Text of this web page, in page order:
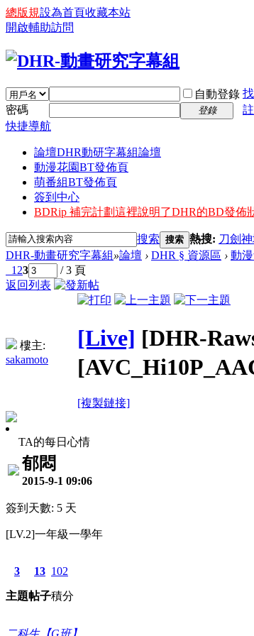
總版規設為首頁收藏本站
開啟輔助訪問
自動登錄
密碼
登錄
快捷導航
論壇DHR動研字幕組論壇
動漫花園BT發佈頁
萌番組BT發佈頁
簽到中心
BDRip 補完計劃這裡說明了DHR的BD發佈
搜索 搜索 熱搜: 刀劍
DHR-動畫研究字幕組»論壇 › DHR § 資源區 › 動
1 23
/ 3 頁
返回列表
樓主:
sakamoto
[Live] [DHR-
[複製鏈接]
TA的每日心情
郁悶
2015-9-1 09:06
簽到天數: 5 天
[LV.2]一年級一學年
3
主題
13
帖子
102
積分
二科生【G班】